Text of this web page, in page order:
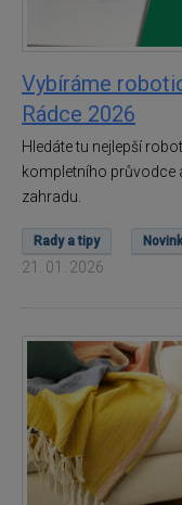
Vybíráme
Rádce 2026
Hledáte tu nejlepší
kompletního průvodce
zahradu.
Rady a tipy
21. 01. 2026